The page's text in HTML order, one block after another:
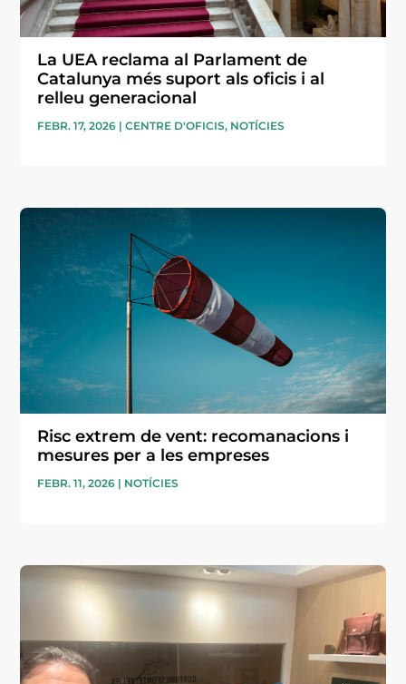
La UEA reclama al Parlament de
Catalunya més suport als oficis i al
relleu generacional
FEBR. 17, 2026 |CENTRE D'OFICIS, NOTÍCIES
Risc extrem de vent: recomanacions i
mesures per a les empreses
FEBR. 11, 2026 | NOTÍCIES